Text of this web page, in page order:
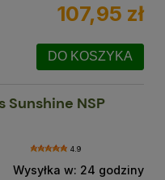
107,95 zł
DO KOSZYKA
Sunshine NSP
4.9
Wysyłka w: 24 godziny